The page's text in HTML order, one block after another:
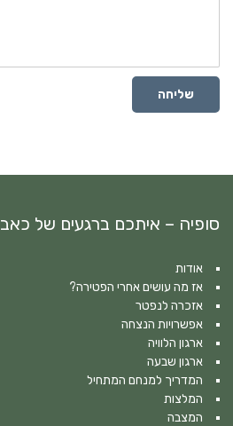
שליחה
סופיה – איתכם ברגעים של כאב
אודות
אז מה עושים אחרי הפטירה?
אזכרה לנפטר
אפשרויות הנצחה
ארגון הלוויה
ארגון שבעה
המדריך למנחם המתחיל
המלצות
המצבה